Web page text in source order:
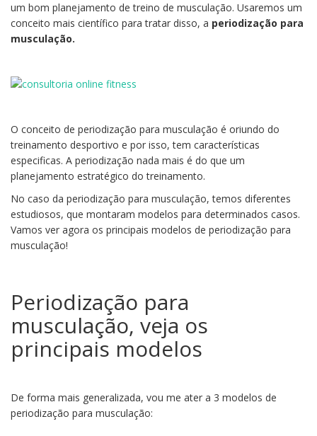
um bom planejamento de treino de musculação. Usaremos um
conceito mais científico para tratar disso, a periodização para
musculação.
O conceito de periodização para musculação é oriundo do
treinamento desportivo e por isso, tem características
especificas. A periodização nada mais é do que um
planejamento estratégico do treinamento.
No caso da periodização para musculação, temos diferentes
estudiosos, que montaram modelos para determinados casos.
Vamos ver agora os principais modelos de periodização para
musculação!
Periodização para
musculação, veja os
principais modelos
De forma mais generalizada, vou me ater a 3 modelos de
periodização para musculação: